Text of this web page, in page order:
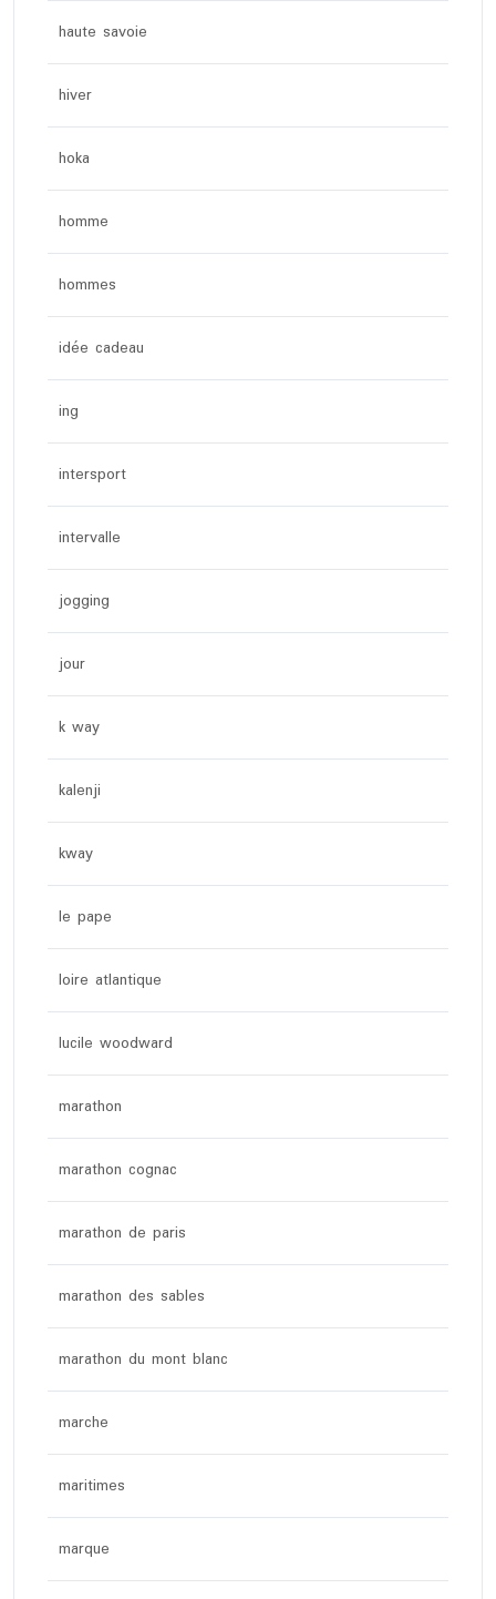
haute savoie
hiver
hoka
homme
hommes
idée cadeau
ing
intersport
intervalle
jogging
jour
k way
kalenji
kway
le pape
loire atlantique
lucile woodward
marathon
marathon cognac
marathon de paris
marathon des sables
marathon du mont blanc
marche
maritimes
marque